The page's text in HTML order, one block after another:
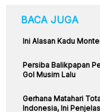
BACA JUGA
Ini Alasan Kadu
Persiba Balikpapan
Gol Musim Lalu
Gerhana Matahari
Indonesia, Ini